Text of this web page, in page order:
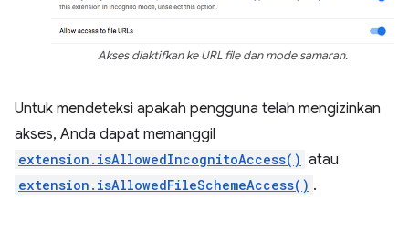
Akses diaktifkan ke URL file dan mode samaran.
Untuk mendeteksi apakah pengguna telah mengizinkan
akses, Anda dapat memanggil
extension.isAllowedIncognitoAccess() atau
extension.isAllowedFileSchemeAccess() .